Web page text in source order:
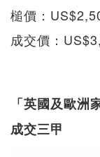
槌價：
成交價：
「英國及歐洲
成交三甲